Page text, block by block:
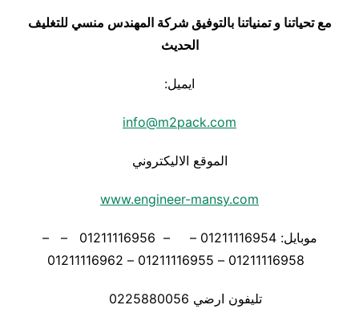
مع تحياتنا و تمنياتنا بالتوفيق شركة المهندس منسي للتغليف
الحديث
ايميل:
info@m2pack.com
الموقع الاليكتروني
www.engineer-mansy.com
موبايل: 01211116954 – – 01211116956 – –
تليفون ارضي 0225880056